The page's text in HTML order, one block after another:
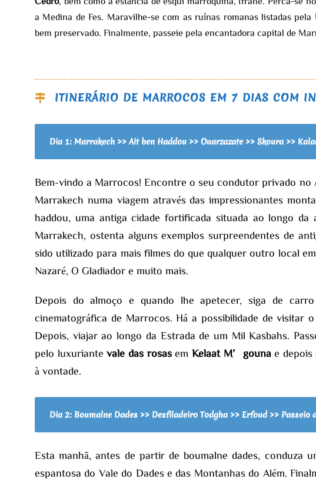
a Medina de Fes. Maravilhe-se com as ruínas romanas listadas
bem preservado. Finalmente, passeie pela encantadora capital de
ITINERÁRIO DE MARROCOS EM 7 DIAS COM
Dia 1: Marrakech >> Ait ben Haddou >> Ouarzazate >> Skoura >>
Bem-vindo a Marrocos! Encontre o seu condutor privado
Marrakech numa viagem através das impressionantes
haddou, uma antiga cidade fortificada situada ao longo
Marrakech, ostenta alguns exemplos surpreendentes de
sido utilizado para mais filmes do que qualquer outro local
Nazaré, O Gladiador e muito mais.
Depois do almoço e quando lhe apetecer, siga de
cinematográfica de Marrocos. Há a possibilidade de visitar
Depois, viajar ao longo da Estrada de um Mil Kasbahs.
pelo luxuriantevale das rosasem Kelaat M’gounae
à vontade.
Dia 2: Boumalne Dades >> Desfiladeiro Todgha >> Erfoud >> Passeio
Esta manhã, antes de partir de boumalne dades, conduza
espantosa do Vale do Dades e das Montanhas do Além.